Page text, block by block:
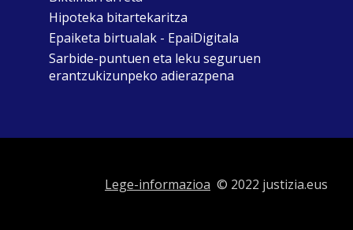
Hipoteka bitartekaritza
Epaiketa birtualak - EpaiDigitala
Sarbide-puntuen eta leku seguruen
erantzukizunpeko adierazpena
Lege-informazioa © 2022 justizia.eus